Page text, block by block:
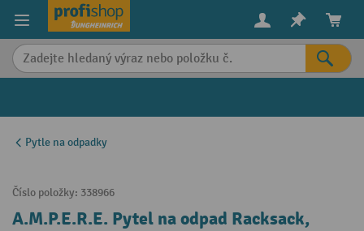
content
Pytle na odpadky
Číslo položky: 338966
A.M.P.E.R.E. Pytel na odpad Racksack,